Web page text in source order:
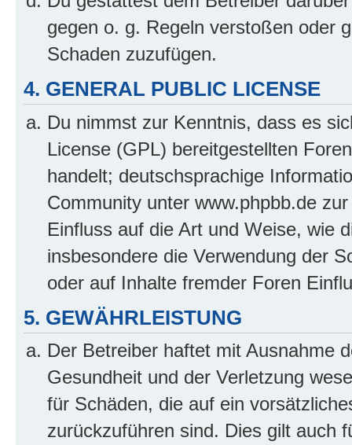
gegen o. g. Regeln verstoßen oder
Schaden zuzufügen.
4. GENERAL PUBLIC LICENSE
Du nimmst zur Kenntnis, dass es
License (GPL) bereitgestellten
handelt; deutschsprachige
Community unter www.phpbb.de
Einfluss auf die Art und Weise, wie
insbesondere die Verwendung der
oder auf Inhalte fremder Foren
5. GEWÄHRLEISTUNG
Der Betreiber haftet mit Ausnahme
Gesundheit und der Verletzung
für Schäden, die auf ein
zurückzuführen sind. Dies gilt auch